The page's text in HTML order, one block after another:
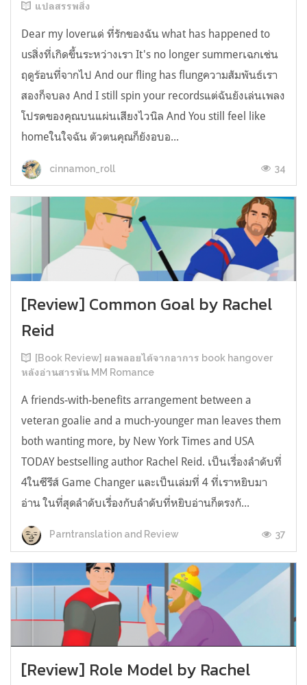
แปลสรรพสิ่ง
Dear my loverแด่ ที่รักของฉัน what has happened to
usสิ่งที่เกิดขึ้นระหว่างเรา It's no longer summerเฉกเช่น
ฤดูร้อนที่จากไป And our fling has flungความสัมพันธ์เรา
สองก็จบลง And I still spin your recordsแต่ฉันยังเล่นเพลง
โปรดของคุณบนแผ่นเสียงไวนิล And You still feel like
homeในใจฉัน ตัวตนคุณก็ยังอบอ...
cinnamon_roll 34
[Review] Common Goal by Rachel
Reid
[Book Review] ผลพลอยได้จากอาการ book hangover
หลังอ่านสารพัน MM Romance
A friends-with-benefits arrangement between a
veteran goalie and a much-younger man leaves them
both wanting more, by New York Times and USA
TODAY bestselling author Rachel Reid. เป็นเรื่องลำดับที่
4ในซีรีส์ Game Changer และเป็นเล่มที่ 4 ที่เราหยิบมา
อ่าน ในที่สุดลำดับเรื่องกับลำดับที่หยิบอ่านก็ตรงกั...
Parntranslation and Review 37
[Review] Role Model by Rachel